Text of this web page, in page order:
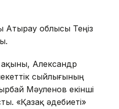
Атырау облысы Теңіз
Александр
сыйлығының
Мәуленов екінші
«Қазақ әдебиеті»